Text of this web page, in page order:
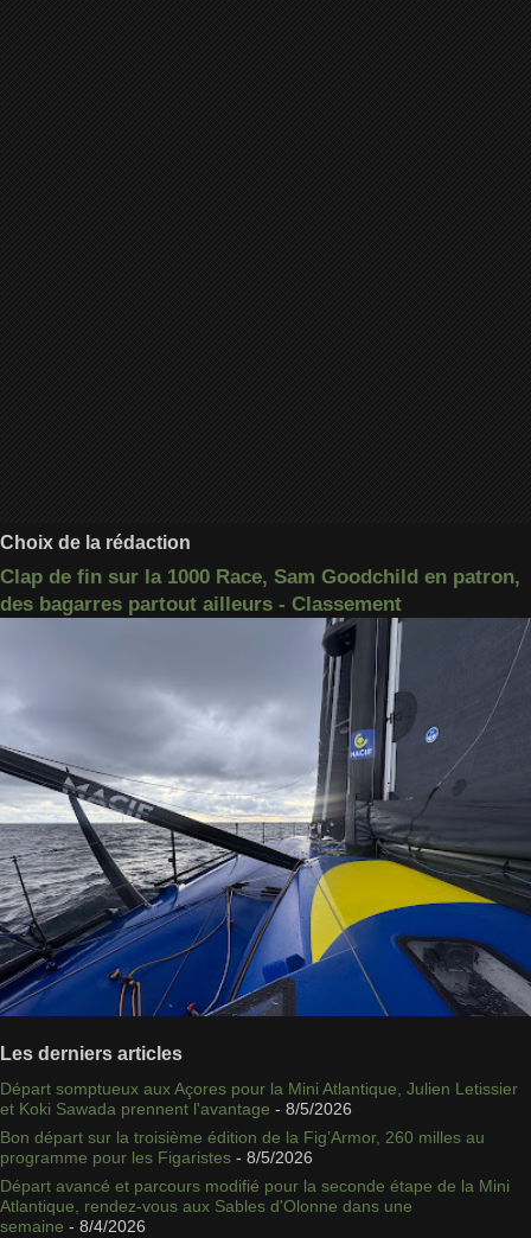
Choix de la rédaction
Clap de fin sur la 1000 Race, Sam Goodchild en patron,
des bagarres partout ailleurs - Classement
Les derniers articles
Départ somptueux aux Açores pour la Mini Atlantique, Julien Letissier
et Koki Sawada prennent l'avantage - 8/5/2026
Bon départ sur la troisième édition de la Fig’Armor, 260 milles au
programme pour les Figaristes - 8/5/2026
Départ avancé et parcours modifié pour la seconde étape de la Mini
Atlantique, rendez-vous aux Sables d'Olonne dans une
semaine - 8/4/2026